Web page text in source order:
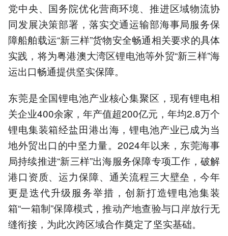
党中央、国务院优化营商环境、推进区域物流协
同发展决策部署，落实交通运输部海事局服务保
障船舶载运“新三样”货物安全畅通相关要求的具体
实践，将为粤港澳大湾区锂电池等外贸“新三样”海
运出口畅通提供坚实保障。
东莞是全国锂电池产业核心集聚区，现有锂电相
关企业400余家，年产值超200亿元，年均2.8万个
锂电集装箱经盐田港出海，锂电池产业已成为当
地外贸出口的中坚力量。2024年以来，东莞海事
局持续推进“新三样”出海服务保障专项工作，破解
港口资质、运力保障、通关流程三大壁垒，今年
更是迭代升级服务举措，创新打造锂电池集装
箱“一箱制”保障模式，推动产地查验与口岸放行无
缝衔接，为此次跨区域合作奠定了坚实基础。